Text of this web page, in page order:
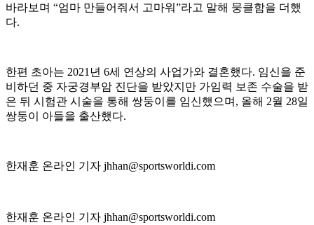
바라보며 “엄마 만들어줘서 고마워”라고 말해 뭉클함을 더했
다.
한편 초아는 2021년 6세 연상의 사업가와 결혼했다. 임신을 준
비하던 중 자궁경부암 진단을 받았지만 가임력 보존 수술을 받
은 뒤 시험관 시술을 통해 쌍둥이를 임신했으며, 올해 2월 28일
쌍둥이 아들을 출산했다.
한재훈 온라인 기자 jhhan@sportsworldi.com
한재훈 온라인 기자 jhhan@sportsworldi.com